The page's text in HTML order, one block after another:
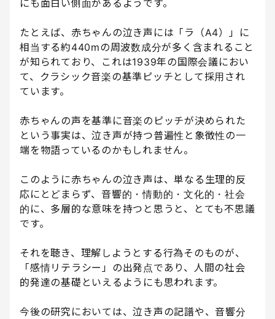
にも面白い側面があるようです。
たとえば、赤ちゃんの泣き声には「ラ（A4）」に
相当する約440mの周波数成分が多く含まれること
が知られており、これは1939年の国際会議におい
て、クラシック音楽の基準ピッチとして採用され
ています。
赤ちゃんの声を基準に音楽のピッチが決められた
という事実は、泣き声が持つ普遍性と象徴性の一
端を物語っているのかもしれません。
このように赤ちゃんの泣き声は、単なる生理的反
応にとどまらず、音響的・情動的・文化的・社会
的に、多層的な意味を持つと思うと、とても不思議
です。
それを聴き、理解しようとする行為そのものが、
「感情リテラシー」の出発点であり、人間の社会
的発達の基礎といえるようにも思われます。
今後の研究においては、泣き声の記譜や、音響分